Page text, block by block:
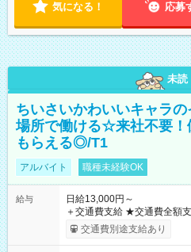
気になる！ 応募
未読
ちいさいかわいいキャラ
場所で働ける☆来社不要！
もらえる◎/T1
アルバイト 職種未経験OK
給与
日給13,000円～
＋交通費支給 ★交通費全額支給！ ┗案件により規定あり ★日払
いOK！（規定あり） ┗働い
ンビニATMから 日払い分を引き落と
交通費別途支給あり